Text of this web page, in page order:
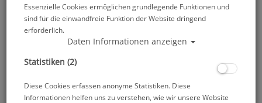
TOP-ANGEBOT – NUR SOLANGE VORRAT REICHT
X30 Tauchcomputer
529,00 € 649,99 €
Essenzielle Cookies ermöglichen grundlegende Funktionen und
sind für die einwandfreie Funktion der Website dringend
erforderlich.
Daten Informationen anzeigen
Statistiken (2)
Diese Cookies erfassen anonyme Statistiken. Diese
Informationen helfen uns zu verstehen, wie wir unsere Website